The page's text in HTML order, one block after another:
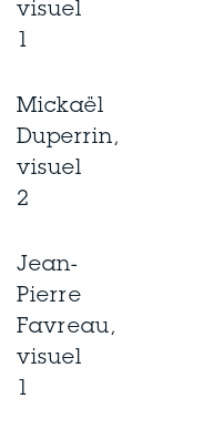
visuel
1
Mickaël
Duperrin,
visuel
2
Jean-
Pierre
Favreau,
visuel
1